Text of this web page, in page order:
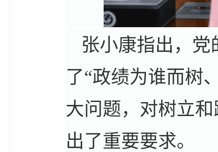
张小康指出，
了“政绩为谁而树
大问题，对树立
出了重要要求。